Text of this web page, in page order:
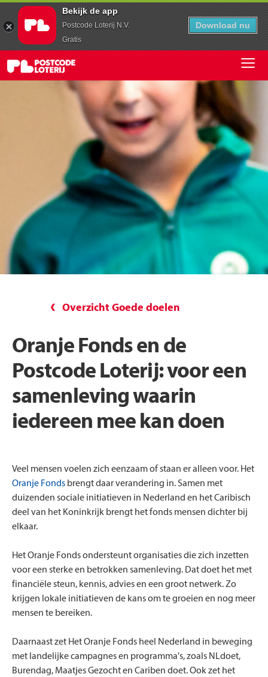
Bekijk de app
Postcode Loterij N.V.
Gratis
Download nu
Overzicht Goede doelen
Oranje Fonds en de
Postcode Loterij: voor een
samenleving waarin
iedereen mee kan doen
Veel mensen voelen zich eenzaam of staan er alleen voor. Het
Oranje Fonds brengt daar verandering in. Samen met
duizenden sociale initiatieven in Nederland en het Caribisch
deel van het Koninkrijk brengt het fonds mensen dichter bij
elkaar.
Het Oranje Fonds ondersteunt organisaties die zich inzetten
voor een sterke en betrokken samenleving. Dat doet het met
financiële steun, kennis, advies en een groot netwerk. Zo
krijgen lokale initiatieven de kans om te groeien en nog meer
mensen te bereiken.
Daarnaast zet Het Oranje Fonds heel Nederland in beweging
met landelijke campagnes en programma's, zoals NLdoet,
Burendag, Maatjes Gezocht en Cariben doet. Ook zet het